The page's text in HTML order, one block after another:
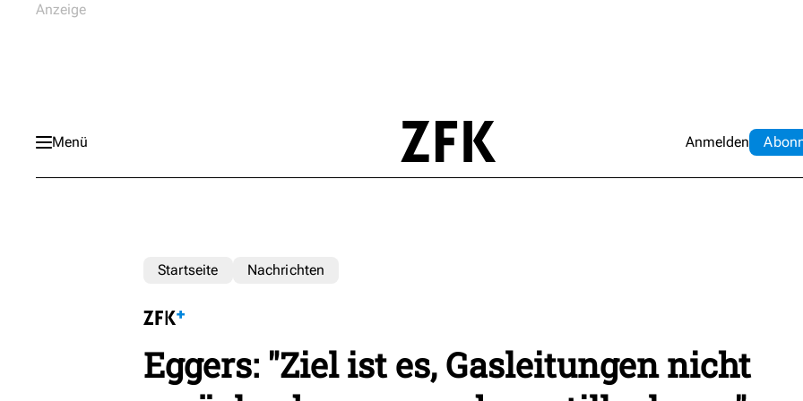
Menü Anmelden Abo
Startseite Nachrichten
Eggers: "Ziel ist es, Gasleitungen nicht